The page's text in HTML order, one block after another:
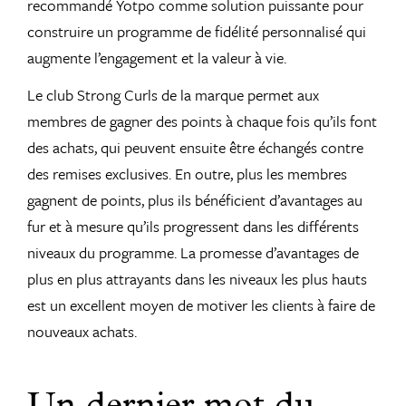
recommandé Yotpo comme solution puissante pour
construire un programme de fidélité personnalisé qui
augmente l’engagement et la valeur à vie.
Le club Strong Curls de la marque permet aux
membres de gagner des points à chaque fois qu’ils font
des achats, qui peuvent ensuite être échangés contre
des remises exclusives. En outre, plus les membres
gagnent de points, plus ils bénéficient d’avantages au
fur et à mesure qu’ils progressent dans les différents
niveaux du programme. La promesse d’avantages de
plus en plus attrayants dans les niveaux les plus hauts
est un excellent moyen de motiver les clients à faire de
nouveaux achats.